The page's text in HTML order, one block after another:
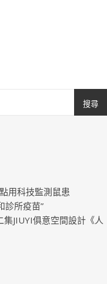
搜尋
用科技監測鼠患
診所疫苗”
集JIUYI俱意空間設計《人